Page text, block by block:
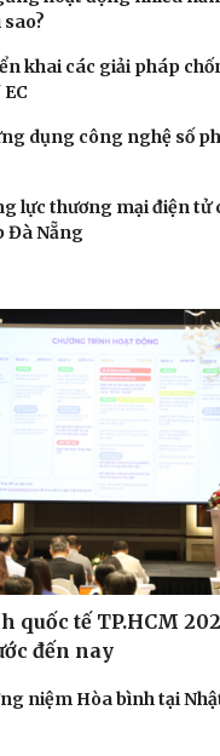
khai các giải pháp
dụng công nghệ số
lực thương mại điện tử
Đà Nẵng
quốc tế TP.HCM
đến nay
niệm Hòa bình tại